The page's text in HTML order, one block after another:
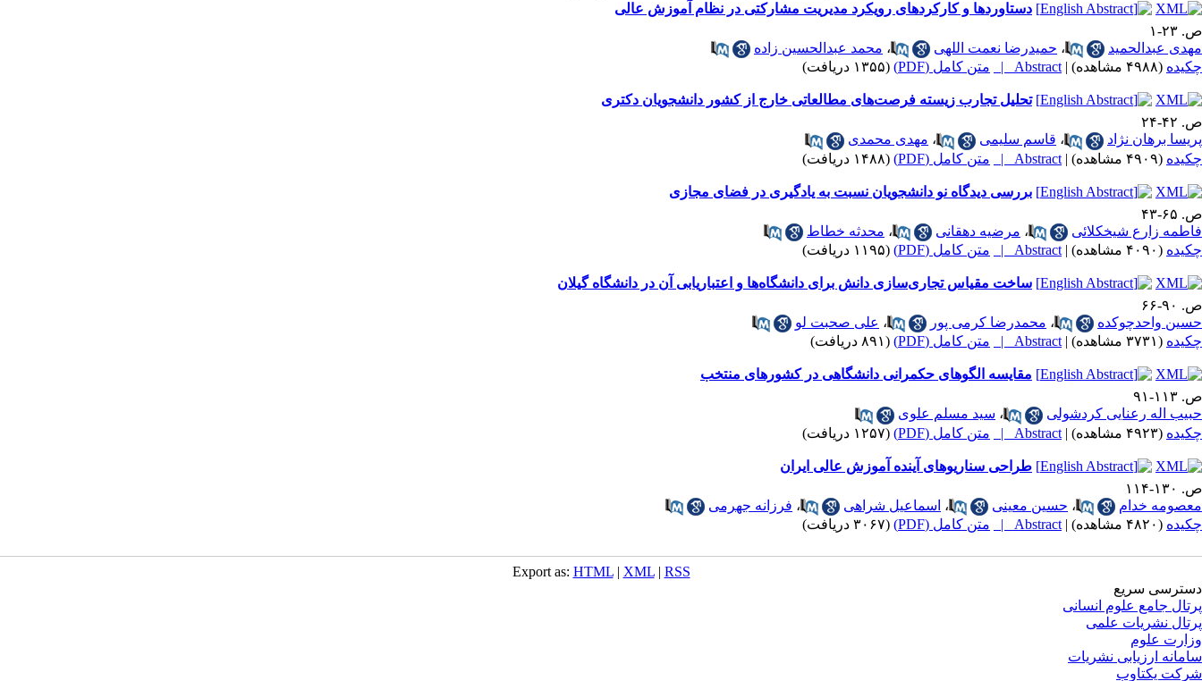
دستاوردها و کارکردهای رویکرد مدیریت مشارکتی در نظام آموزش عالی
ص. ۲۳-۱
مهدی عبدالحمید
، حمیدرضا نعمت اللهی ، محمد عبدالحسین زاده
چکیده (۴۹۸۸ مشاهده) |
Abstract | متن کامل (PDF) (۱۳۵۵ دریافت)
تحلیل تجارب زیسته فرصت‌های مطالعاتی خارج از کشور دانشجویان دکتری
ص. ۴۲-۲۴
پریسا برهان نژاد
، قاسم سلیمی ، مهدی محمدی
چکیده (۴۹۰۹ مشاهده) |
Abstract | متن کامل (PDF) (۱۴۸۸ دریافت)
بررسی دیدگاه نو دانشجویان نسبت به یادگیری در فضای مجازی
ص. ۶۵-۴۳
فاطمه زارع شیخکلائی
، مرضیه دهقانی ، محدثه خطاط
چکیده (۴۰۹۰ مشاهده) |
Abstract | متن کامل (PDF) (۱۱۹۵ دریافت)
ساخت مقیاس تجاری‌سازی دانش برای دانشگاه‌ها و اعتباریابی آن در دانشگاه گیلان
ص. ۹۰-۶۶
حسین واحدچوکده
، محمدرضا کرمی پور ، علی صحبت لو
چکیده (۳۷۳۱ مشاهده) |
Abstract | متن کامل (PDF) (۸۹۱ دریافت)
مقایسه الگوهای حکمرانی دانشگاهی در کشورهای منتخب
ص. ۱۱۳-۹۱
حبیب اله رعنایی کردشولی
، سید مسلم علوی
چکیده (۴۹۲۳ مشاهده) |
Abstract | متن کامل (PDF) (۱۲۵۷ دریافت)
طراحی سناریوهای آینده آموزش عالی ایران
ص. ۱۳۰-۱۱۴
معصومه خدام
، حسین معینی ، اسماعیل شراهی ، فرزانه جهرمی
چکیده (۴۸۲۰ مشاهده) |
Abstract | متن کامل (PDF) (۳۰۶۷ دریافت)
Export as: HTML| XML| RSS
دسترسی سریع
پرتال جامع علوم انسانی
پرتال نشریات علمی
وزارت علوم
سامانه ارزیابی نشریات
شرکت یکتاوب